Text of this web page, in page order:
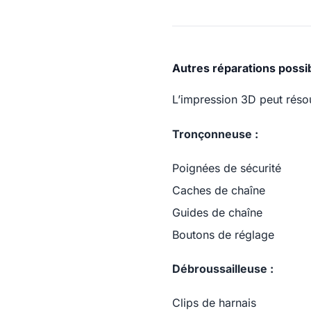
Autres réparations
L’impression 3D peut
Tronçonneuse :
Poignées de sécurité
Caches de chaîne
Guides de chaîne
Boutons de réglage
Débroussailleuse :
Clips de harnais